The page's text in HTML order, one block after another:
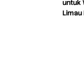
untuk
Limau